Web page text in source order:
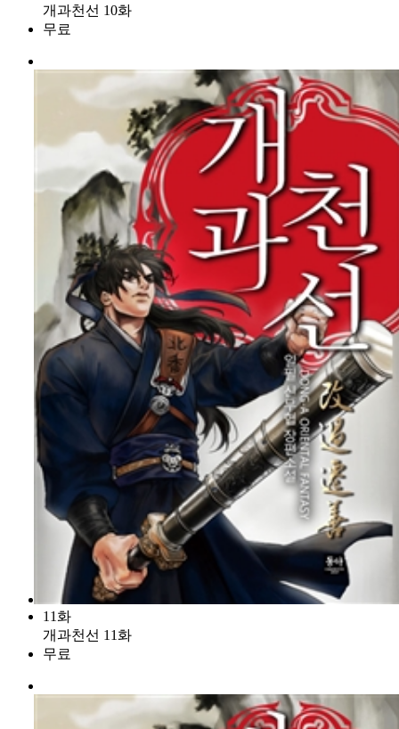
개과천선 10화
무료
11화
개과천선 11화
무료